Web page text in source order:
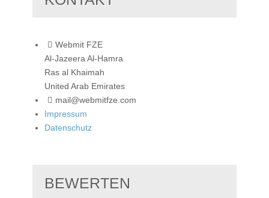
Webmit FZE
Al-Jazeera Al-Hamra
Ras al Khaimah
United Arab Emirates
mail@webmitfze.com
Impressum
Datenschutz
BEWERTEN